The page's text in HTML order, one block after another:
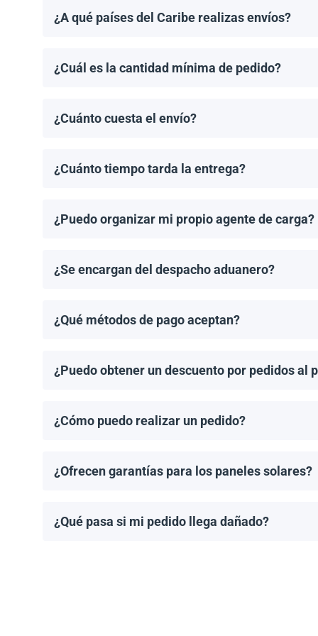
¿A qué países del Caribe realizas envíos?
¿Cuál es la cantidad mínima de pedido?
¿Cuánto cuesta el envío?
¿Cuánto tiempo tarda la entrega?
¿Puedo organizar mi propio agente de carga?
¿Se encargan del despacho aduanero?
¿Qué métodos de pago aceptan?
¿Puedo obtener un descuento por pedidos al
¿Cómo puedo realizar un pedido?
¿Ofrecen garantías para los paneles solares?
¿Qué pasa si mi pedido llega dañado?